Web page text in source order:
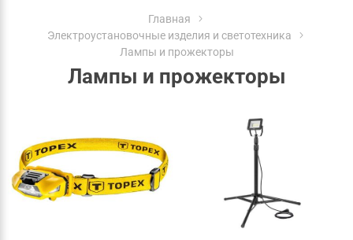
Главная
Электроустановочные изделия и светотехника
Лампы и прожекторы
Лампы и прожекторы